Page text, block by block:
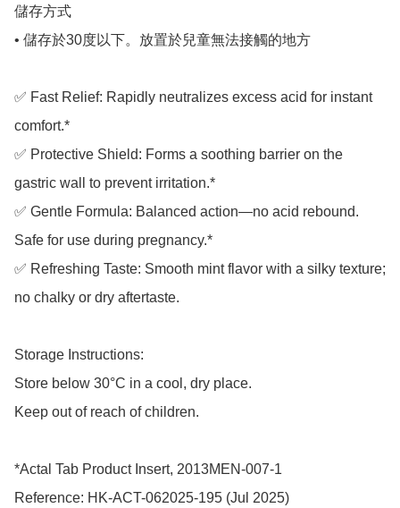
儲存方式
• 儲存於30度以下。放置於兒童無法接觸的地方
✅ Fast Relief: Rapidly neutralizes excess acid for instant
comfort.*
✅ Protective Shield: Forms a soothing barrier on the
gastric wall to prevent irritation.*
✅ Gentle Formula: Balanced action—no acid rebound.
Safe for use during pregnancy.*
✅ Refreshing Taste: Smooth mint flavor with a silky texture;
no chalky or dry aftertaste.
Storage Instructions:
Store below 30°C in a cool, dry place.
Keep out of reach of children.
*Actal Tab Product Insert, 2013MEN-007-1